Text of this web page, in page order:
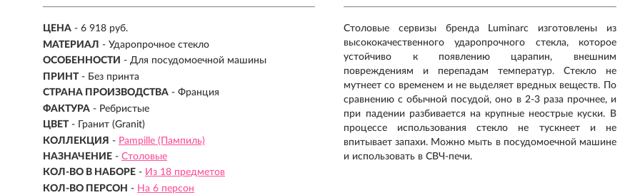
ЦЕНА - 6 918 руб.
МАТЕРИАЛ - Ударопрочное стекло
ОСОБЕННОСТИ - Для посудомоечной машины
ПРИНТ - Без принта
СТРАНА ПРОИЗВОДСТВА - Франция
ФАКТУРА - Ребристые
ЦВЕТ - Гранит (Granit)
КОЛЛЕКЦИЯ - Pampille (Пампиль)
НАЗНАЧЕНИЕ - Столовые
КОЛ-ВО В НАБОРЕ - Из 18 предметов
КОЛ-ВО ПЕРСОН - На 6 персон
Столовые сервизы бренда Luminarc изготовлены из
высококачественного ударопрочного стекла, которое
устойчиво к появлению царапин, внешним
повреждениям и перепадам температур. Стекло не
мутнеет со временем и не выделяет вредных веществ. По
сравнению с обычной посудой, оно в 2-3 раза прочнее, и
при падении разбивается на крупные неострые куски. В
процессе использования стекло не тускнеет и не
впитывает запахи. Можно мыть в посудомоечной машине
и использовать в СВЧ-печи.